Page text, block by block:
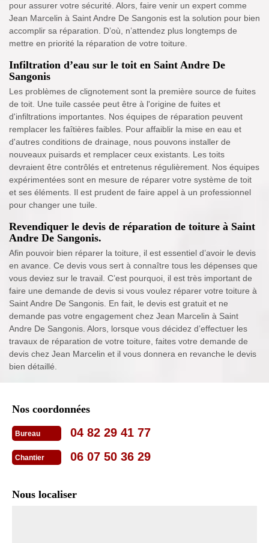
pour assurer votre sécurité. Alors, faire venir un expert comme
Jean Marcelin à Saint Andre De Sangonis est la solution pour bien
accomplir sa réparation. D’où, n’attendez plus longtemps de
mettre en priorité la réparation de votre toiture.
Infiltration d’eau sur le toit en Saint Andre De
Sangonis
Les problèmes de clignotement sont la première source de fuites
de toit. Une tuile cassée peut être à l'origine de fuites et
d'infiltrations importantes. Nos équipes de réparation peuvent
remplacer les faîtières faibles. Pour affaiblir la mise en eau et
d'autres conditions de drainage, nous pouvons installer de
nouveaux puisards et remplacer ceux existants. Les toits
devraient être contrôlés et entretenus régulièrement. Nos équipes
expérimentées sont en mesure de réparer votre système de toit
et ses éléments. Il est prudent de faire appel à un professionnel
pour changer une tuile.
Revendiquer le devis de réparation de toiture à Saint
Andre De Sangonis.
Afin pouvoir bien réparer la toiture, il est essentiel d’avoir le devis
en avance. Ce devis vous sert à connaître tous les dépenses que
vous deviez sur le travail. C’est pourquoi, il est très important de
faire une demande de devis si vous voulez réparer votre toiture à
Saint Andre De Sangonis. En fait, le devis est gratuit et ne
demande pas votre engagement chez Jean Marcelin à Saint
Andre De Sangonis. Alors, lorsque vous décidez d’effectuer les
travaux de réparation de votre toiture, faites votre demande de
devis chez Jean Marcelin et il vous donnera en revanche le devis
bien détaillé.
Nos coordonnées
Bureau 04 82 29 41 77
Chantier 06 07 50 36 29
Nous localiser